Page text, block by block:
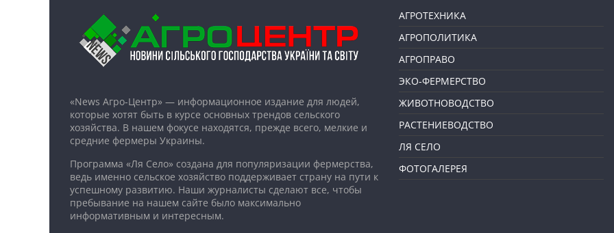
«News Агро-Центр» — информационное издание для людей,
которые хотят быть в курсе основных трендов сельского
хозяйства. В нашем фокусе находятся, прежде всего, мелкие и
средние фермеры Украины.
Программа «Ля Село» создана для популяризации фермерства,
ведь именно сельское хозяйство поддерживает страну на пути к
успешному развитию. Наши журналисты сделают все, чтобы
пребывание на нашем сайте было максимально
информативным и интересным.
АГРОТЕХНИКА
АГРОПОЛИТИКА
АГРОПРАВО
ЭКО-ФЕРМЕРСТВО
ЖИВОТНОВОДСТВО
РАСТЕНИЕВОДСТВО
ЛЯ СЕЛО
ФОТОГАЛЕРЕЯ